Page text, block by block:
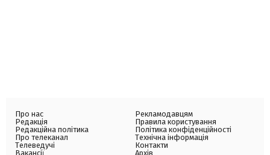
Про нас
Редакція
Редакційна політика
Про телеканал
Телеведучі
Вакансії
Рекламодавцям
Правила користування
Політика конфіденційності
Технічна інформація
Контакти
Архів